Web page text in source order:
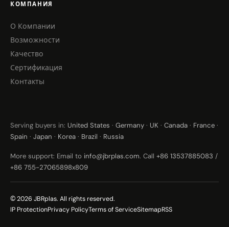
КОМПАНИЯ
О Компании
Возможности
Качество
Сертификация
Контакты
Serving buyers in: United States · Germany · UK · Canada · France ·
Spain · Japan · Korea · Brazil · Russia
More support: Email to info@jbrplas.com. Call +86 13537885083 /
+86 755-27065898x809
© 2026 JBRplas. All rights reserved.
IP ProtectionPrivacy PolicyTerms of ServiceSitemapRSS